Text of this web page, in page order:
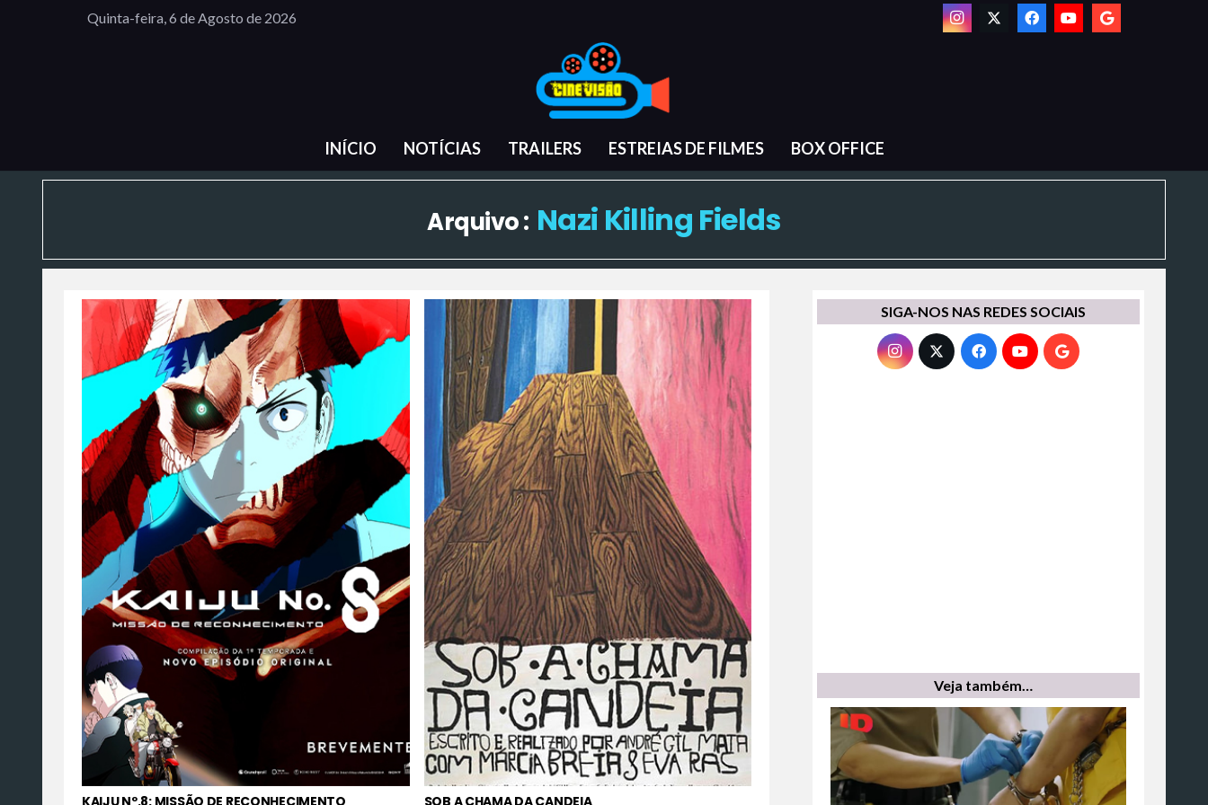
Quinta-feira, 6 de Agosto de 2026
INÍCIO NOTÍCIAS TRAILERS ESTREIAS DE FILMES BOX OFFICE
Arquivo : Nazi Killing Fields
KAIJU Nº.8: MISSÃO DE RECONHECIMENTO SOB A CHAMA DA CANDEIA
SIGA-NOS NAS REDES SOCIAIS
Veja também…